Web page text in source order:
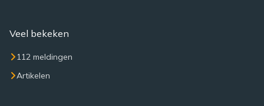
Veel bekeken
112 meldingen
Artikelen